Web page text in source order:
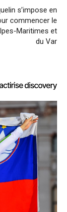
s’impose en
commencer le
Maritimes et
du Var